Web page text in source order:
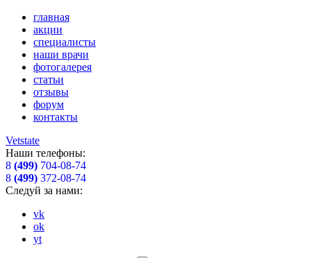
главная
акции
специалисты
наши врачи
фотогалерея
статьи
отзывы
форум
контакты
Vetstate
Наши телефоны:
8 (499) 704-08-74
8 (499) 372-08-74
Следуй за нами:
vk
ok
yt